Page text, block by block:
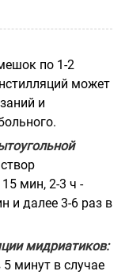
по 1-2
может
и
мин, 2-3 ч -
и далее 3-6 раз в
мидриатиков:
минут в случае